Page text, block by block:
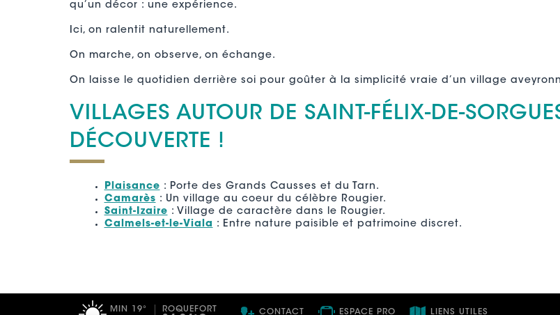
qu’un décor : une expérience.
Ici, on ralentit naturellement.
On marche, on observe, on échange.
On laisse le quotidien derrière soi pour goûter à la simplicité vraie d’un village
VILLAGES AUTOUR DE SAINT-FÉLIX-DE-
DÉCOUVERTE !
Plaisance : Porte des Grands Causses et du Tarn.
Camarès : Un village au coeur du célèbre Rougier.
Saint-Izaire : Village de caractère dans le Rougier.
Calmels-et-le-Viala : Entre nature paisible et patrimoine discret.
ROQUEFORT
MIN 19° CONTACT ESPACE PRO LIENS UTILES